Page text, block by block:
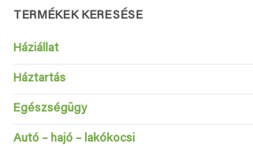
TERMÉKEK KERESÉSE
Háziállat
Háztartás
Egészségügy
Autó – hajó – lakókocsi